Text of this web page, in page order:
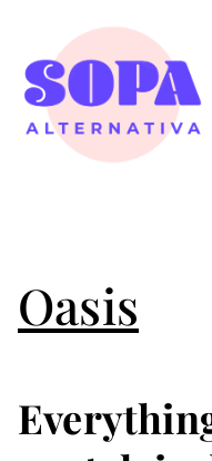
conteúdo
Oasis